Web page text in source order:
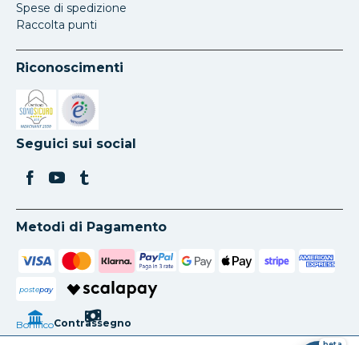
Spese di spedizione
Raccolta punti
Riconoscimenti
Si apre in una nuova scheda
Si apre in una nuova scheda
Seguici sui social
Metodi di Pagamento
postepay
BonificoContrassegno